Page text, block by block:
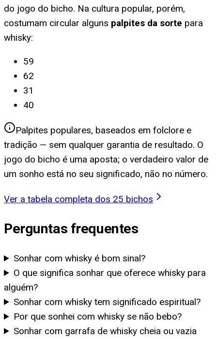
do jogo do bicho. Na cultura popular, porém,
costumam circular alguns palpites da sorte para
whisky:
59
62
31
40
Palpites populares, baseados em folclore e
tradição — sem qualquer garantia de resultado. O
jogo do bicho é uma aposta; o verdadeiro valor de
um sonho está no seu significado, não no número.
Ver a tabela completa dos 25 bichos
Perguntas frequentes
Sonhar com whisky é bom sinal?
O que significa sonhar que oferece whisky para
alguém?
Sonhar com whisky tem significado espiritual?
Por que sonhei com whisky se não bebo?
Sonhar com garrafa de whisky cheia ou vazia